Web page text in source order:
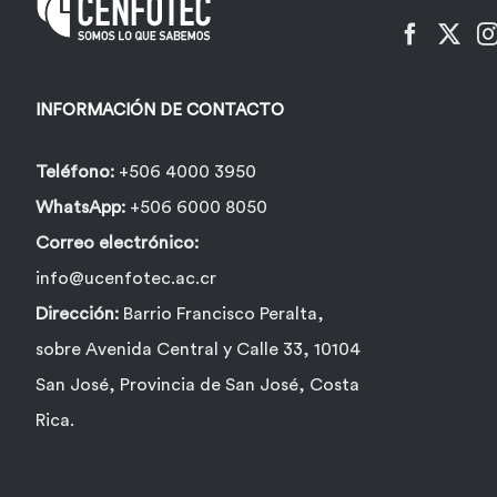
elegir
de
producto
INFORMACIÓN DE CONTACTO
Teléfono: +506 4000 3950
WhatsApp: +506 6000 8050
Correo electrónico:
info@ucenfotec.ac.cr
Dirección: Barrio Francisco Peralta,
sobre Avenida Central y Calle 33, 10104
San José, Provincia de San José, Costa
Rica.